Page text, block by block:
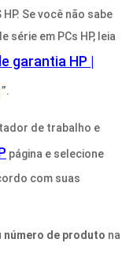
Se você não sabe
em PCs HP, leia
garantia HP |
”.
de trabalho e
página e selecione
com suas
número de produto na